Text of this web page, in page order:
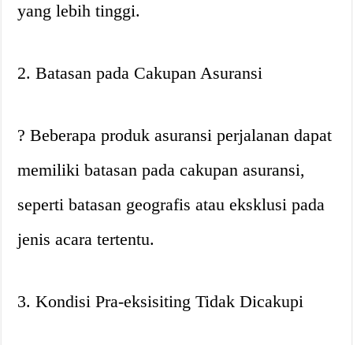
yang lebih tinggi.
2. Batasan pada Cakupan Asuransi
? Beberapa produk asuransi perjalanan dapat
memiliki batasan pada cakupan asuransi,
seperti batasan geografis atau eksklusi pada
jenis acara tertentu.
3. Kondisi Pra-eksisiting Tidak Dicakupi